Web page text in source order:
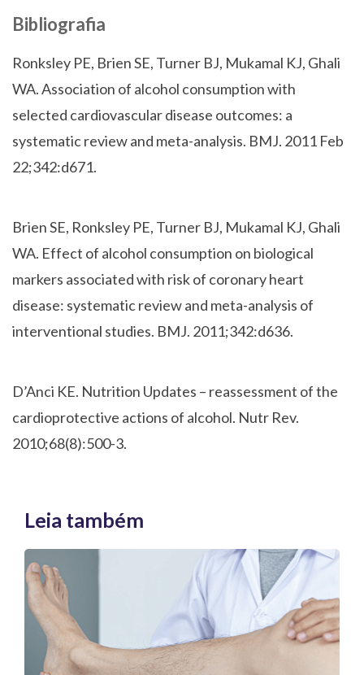
Bibliografia
Ronksley PE, Brien SE, Turner BJ, Mukamal KJ, Ghali
WA. Association of alcohol consumption with
selected cardiovascular disease outcomes: a
systematic review and meta-analysis. BMJ. 2011 Feb
22;342:d671.
Brien SE, Ronksley PE, Turner BJ, Mukamal KJ, Ghali
WA. Effect of alcohol consumption on biological
markers associated with risk of coronary heart
disease: systematic review and meta-analysis of
interventional studies. BMJ. 2011;342:d636.
D’Anci KE. Nutrition Updates – reassessment of the
cardioprotective actions of alcohol. Nutr Rev.
2010;68(8):500-3.
Leia também